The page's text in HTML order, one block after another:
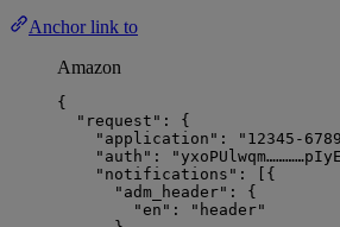
Anchor link to
Amazon
{
"request" : {
"application" : " 12345-
"auth" : "
"notifications" : [{
"adm_header" :
"en" : " header"